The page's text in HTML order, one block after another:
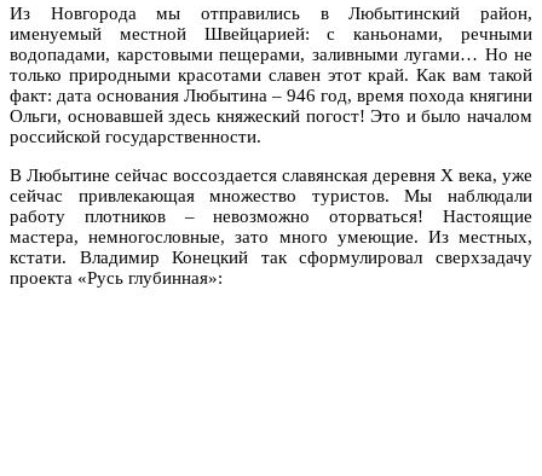
Из Новгорода мы отправились в Любытинский район,
именуемый местной Швейцарией: с каньонами, речными
водопадами, карстовыми пещерами, заливными лугами… Но не
только природными красотами славен этот край. Как вам такой
факт: дата основания Любытина – 946 год, время похода княгини
Ольги, основавшей здесь княжеский погост! Это и было началом
российской государственности.
В Любытине сейчас воссоздается славянская деревня X века, уже
сейчас привлекающая множество туристов. Мы наблюдали
работу плотников – невозможно оторваться! Настоящие
мастера, немногословные, зато много умеющие. Из местных,
кстати. Владимир Конецкий так сформулировал сверхзадачу
проекта «Русь глубинная»: